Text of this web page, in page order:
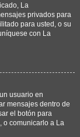
La
privados para
para usted, o su
con La
usuario en
mensajes dentro de
el botón para
o comunicarlo a La